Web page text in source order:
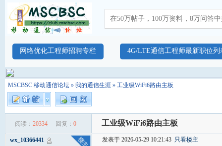
网络优化工程师招聘专栏 4G/LTE通信工程师最新职位列
MSCBSC 移动通信论坛 » 我的通信生涯 » 工业级WiFi6路由主板
阅读： 20334 回复： 0 工业级WiFi6路由主板
wx_10366441
发表于 2026-05-29 10:21:43 只看楼主